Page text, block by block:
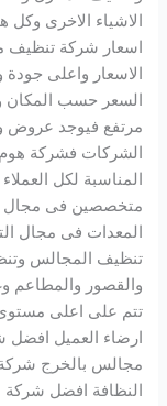
الاشياء الاخرى
اسعار شركة تنظيف
الاسعار واعلى
السعر حسب المكان
مرتفع فيوجد عروض
الشركات فشركة هوم
المناسبة لكل
متخصصين فى مجال
المعدات فى مجال
تنظيف المجالس
والقصور والمطاعم
تتم على اعلى مستوى
ارضاء العميل
مجالس بالخرج شركة
النظافة افضل شركة